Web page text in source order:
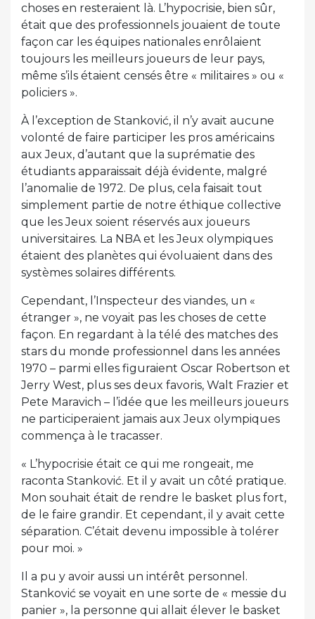
choses en resteraient là. L’hypocrisie, bien sûr,
était que des professionnels jouaient de toute
façon car les équipes nationales enrôlaient
toujours les meilleurs joueurs de leur pays,
même s’ils étaient censés être « militaires » ou «
policiers ».
À l’exception de Stanković, il n’y avait aucune
volonté de faire participer les pros américains
aux Jeux, d’autant que la suprématie des
étudiants apparaissait déjà évidente, malgré
l’anomalie de 1972. De plus, cela faisait tout
simplement partie de notre éthique collective
que les Jeux soient réservés aux joueurs
universitaires. La NBA et les Jeux olympiques
étaient des planètes qui évoluaient dans des
systèmes solaires différents.
Cependant, l’Inspecteur des viandes, un «
étranger », ne voyait pas les choses de cette
façon. En regardant à la télé des matches des
stars du monde professionnel dans les années
1970 – parmi elles figuraient Oscar Robertson et
Jerry West, plus ses deux favoris, Walt Frazier et
Pete Maravich – l’idée que les meilleurs joueurs
ne participeraient jamais aux Jeux olympiques
commença à le tracasser.
« L’hypocrisie était ce qui me rongeait, me
raconta Stanković. Et il y avait un côté pratique.
Mon souhait était de rendre le basket plus fort,
de le faire grandir. Et cependant, il y avait cette
séparation. C’était devenu impossible à tolérer
pour moi. »
Il a pu y avoir aussi un intérêt personnel.
Stanković se voyait en une sorte de « messie du
panier », la personne qui allait élever le basket